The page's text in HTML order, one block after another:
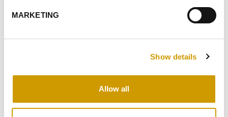
MARKETING
Show details
Allow all